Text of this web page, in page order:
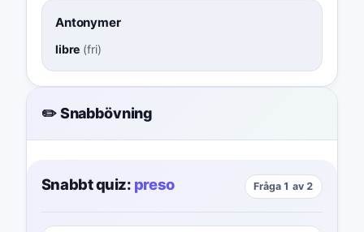
Antonymer
libre (fri)
✏️ Snabbövning
Snabbt quiz: preso Fråga 1 av 2